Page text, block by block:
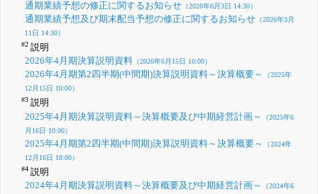
通期業績予想の修正に関するお知らせ（2026年6月3日 14:30）
通期業績予想及び期末配当予想の修正に関するお知らせ（2026年3月
11日 14:30）
#2説明
2026年4月期決算説明資料（2026年6月15日 10:00）
2026年4月期第2四半期(中間期)決算説明資料～決算概要～
（2025年
12月15日 10:00）
#3説明
2025年4月期決算説明資料～決算概要及び中期経営計画～
（2025年6
月16日 10:00）
2025年4月期第2四半期(中間期)決算説明資料～決算概要～
（2024年
12月16日 10:00）
#4説明
2024年4月期決算説明資料～決算概要及び中期経営計画～
（2024年6